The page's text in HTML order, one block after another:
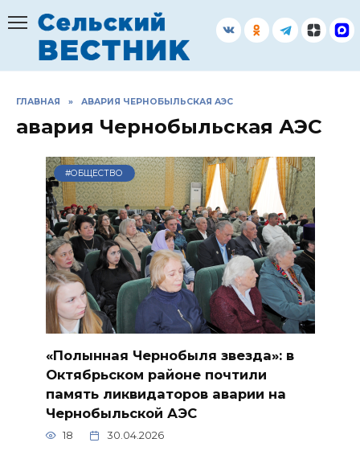
содержанию
ГЛАВНАЯ » АВАРИЯ ЧЕРНОБЫЛЬСКАЯ АЭС
авария Чернобыльская АЭС
#ОБЩЕСТВО
«Полынная Чернобыля звезда»: в
Октябрьском районе почтили
память ликвидаторов аварии на
Чернобыльской АЭС
18 30.04.2026